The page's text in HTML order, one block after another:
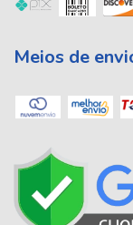
Meios de